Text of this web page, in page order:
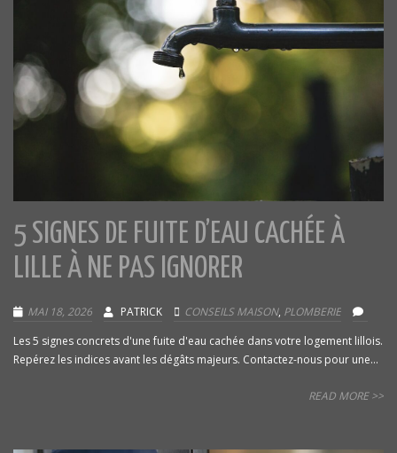
5 SIGNES DE FUITE D’EAU CACHÉE À
LILLE À NE PAS IGNORER
MAI 18, 2026 PATRICK CONSEILS MAISON, PLOMBERIE
Les 5 signes concrets d'une fuite d'eau cachée dans votre logement lillois.
Repérez les indices avant les dégâts majeurs. Contactez-nous pour une...
READ MORE >>